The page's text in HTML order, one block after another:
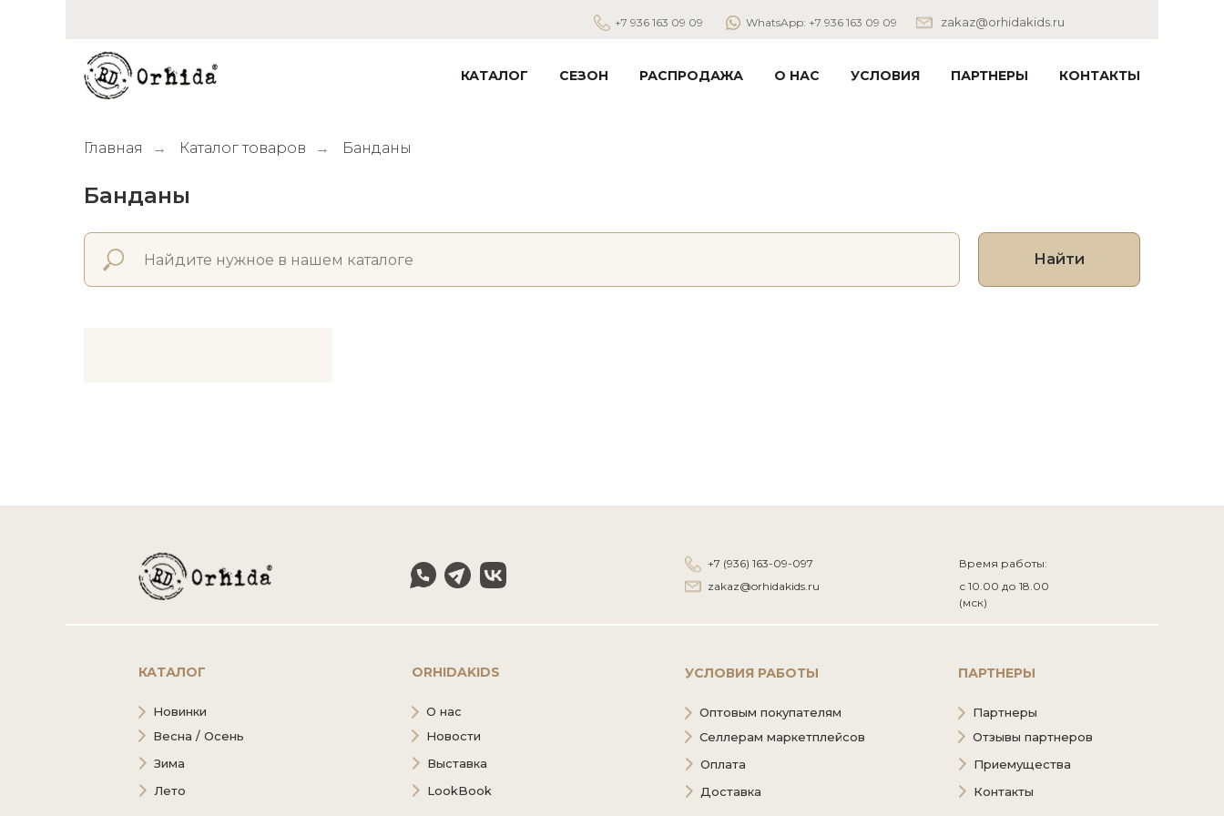
zakaz@orhidakids.ru
WhatsApp: +7 936 163 09 09
+7 936 163 09 09
КАТАЛОГ СЕЗОН РАСПРОДАЖА О НАС УСЛОВИЯ ПАРТНЕРЫ КОНТАКТЫ
Главная → Каталог товаров → Банданы
Банданы
Найти
с 10.00 до 18.00
(мск)
Время работы:
zakaz@orhidakids.ru
+7 (936) 163-09-097
ПАРТНЕРЫ
Контакты
Приемущества
Отзывы партнеров
Партнеры
УСЛОВИЯ РАБОТЫ
Доставка
Оплата
Селлерам маркетплейсов
Оптовым покупателям
ORHIDAKIDS
LookBook
Выставка
Новости
О нас
КАТАЛОГ
Лето
Зима
Весна / Осень
Новинки